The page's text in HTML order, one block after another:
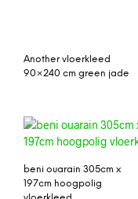
Another vloerkleed
90×240 cm green jade
beni ouarain 305cm x
197cm hoogpolig